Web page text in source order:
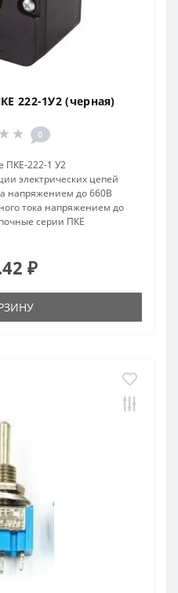
222-1У2 (черная)
0
ПКЕ-222-1 У2
электрических цепей
напряжением до 660В
тока напряжением до
серии ПКЕ
₽